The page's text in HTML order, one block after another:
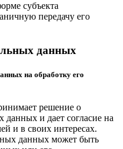
субъекта
передачу его
данных
на обработку его
решение о
данных и дает согласие на
и в своих интересах.
данных может быть